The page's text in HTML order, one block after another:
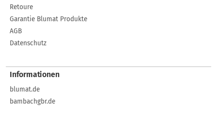
Retoure
Garantie Blumat Produkte
AGB
Datenschutz
Informationen
blumat.de
bambachgbr.de